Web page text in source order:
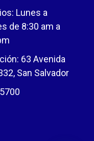
Lunes a
de 8:30 am a
63 Avenida
San Salvador